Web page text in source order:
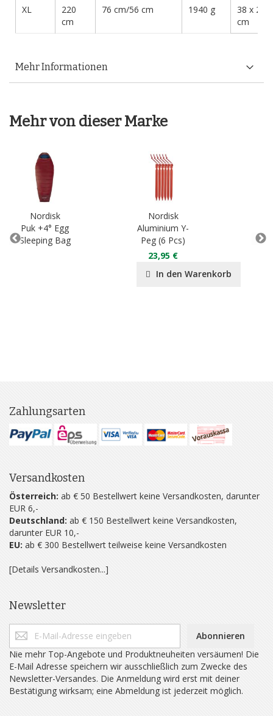
XL
220
cm
76 cm/56 cm 1940 g
38 x 25
cm
Mehr Informationen
Mehr von dieser Marke
Nordisk
Puk +4° Egg
Sleeping Bag
Nordisk
Aluminium Y-
Peg (6 Pcs)
23,95 €
In den Warenkorb
Zahlungsarten
Versandkosten
Österreich: ab € 50 Bestellwert keine Versandkosten, darunter
EUR 6,-
Deutschland: ab € 150 Bestellwert keine Versandkosten,
darunter EUR 10,-
EU: ab € 300 Bestellwert teilweise keine Versandkosten
[Details Versandkosten...]
Newsletter
Abonnieren
Nie mehr Top-Angebote und Produktneuheiten versäumen! Die
E-Mail Adresse speichern wir ausschließlich zum Zwecke des
Newsletter-Versandes. Die Anmeldung wird erst mit deiner
Bestätigung wirksam; eine Abmeldung ist jederzeit möglich.